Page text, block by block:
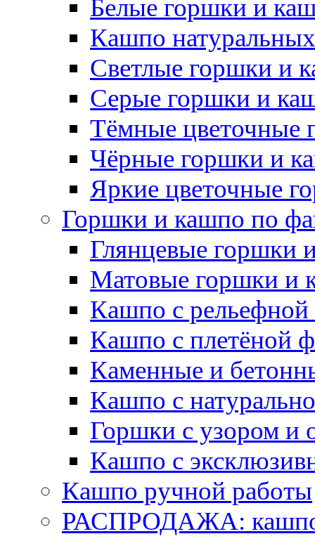
Белые горшки и
Кашпо
Светлые горшки и
Серые горшки и
Тёмные цветочные
Чёрные горшки и
Яркие цветочные
Горшки и кашпо по
Глянцевые горшки
Матовые горшки и
Кашпо с рельефной
Кашпо с плетёной
Каменные и
Кашпо с
Горшки с узором и
Кашпо с
Кашпо ручной работы
РАСПРОДАЖА: кашпо